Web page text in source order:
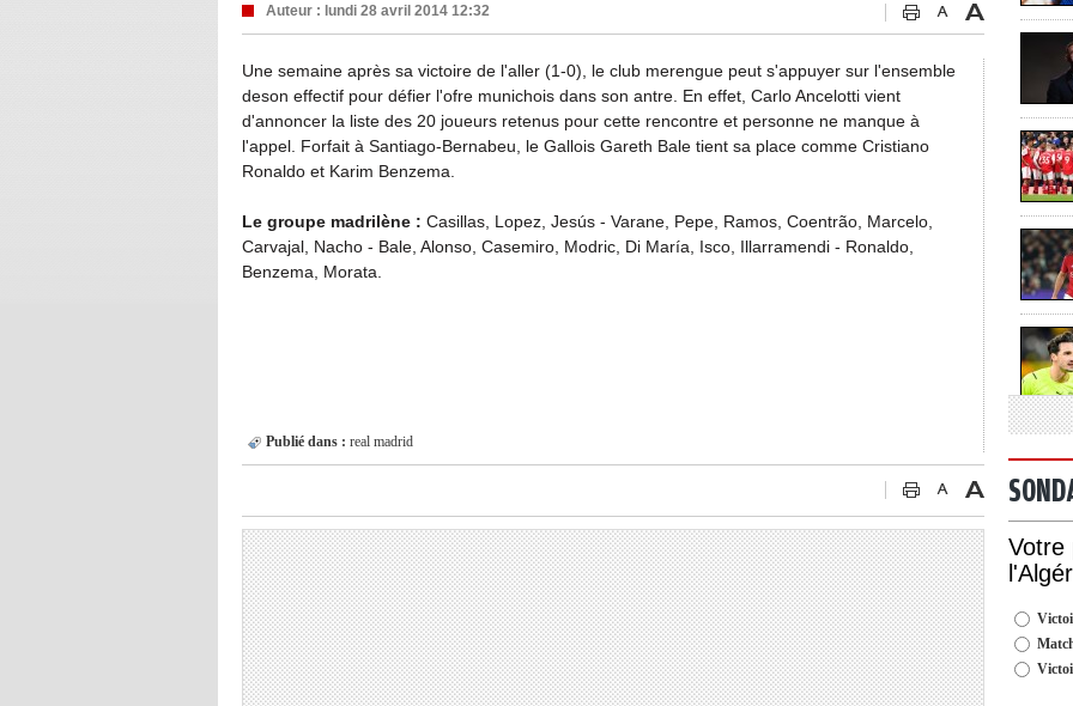
Auteur : lundi 28 avril 2014 12:32
Une semaine après sa victoire de l'aller (1-0), le club merengue peut s'appuyer sur l'ensemble
deson effectif pour défier l'ofre munichois dans son antre. En effet, Carlo Ancelotti vient
d'annoncer la liste des 20 joueurs retenus pour cette rencontre et personne ne manque à
l'appel. Forfait à Santiago-Bernabeu, le Gallois Gareth Bale tient sa place comme Cristiano
Ronaldo et Karim Benzema.
Le groupe madrilène : Casillas, Lopez, Jesús - Varane, Pepe, Ramos, Coentrão, Marcelo,
Carvajal, Nacho - Bale, Alonso, Casemiro, Modric, Di María, Isco, Illarramendi - Ronaldo,
Benzema, Morata.
Publié dans : real madrid
Votre